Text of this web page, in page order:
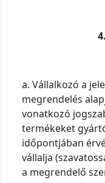
a. Vállalkozó a
megrendelés
vonatkozó
termékeket
időpontjában
vállalja
a megrendelő